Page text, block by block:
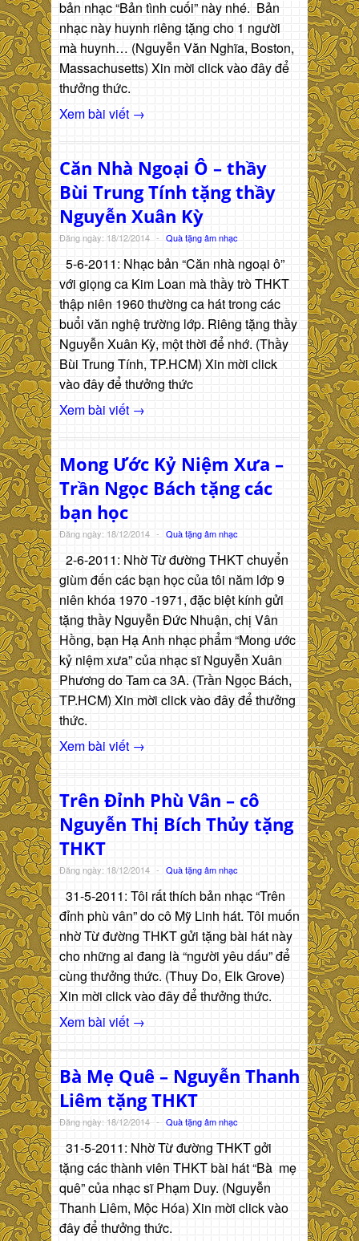
bản nhạc “Bản tình cuối” này nhé. Bản
nhạc này huynh riêng tặng cho 1 người
mà huynh… (Nguyễn Văn Nghĩa, Boston,
Massachusetts) Xin mời click vào đây để
thưởng thức.
Xem bài viết →
Căn Nhà Ngoại Ô – thầy
Bùi Trung Tính tặng thầy
Nguyễn Xuân Kỳ
Đăng ngày: 18/12/2014 - Quà tặng âm nhạc
5-6-2011: Nhạc bản “Căn nhà ngoại ô”
với giọng ca Kim Loan mà thầy trò THKT
thập niên 1960 thường ca hát trong các
buổi văn nghệ trường lớp. Riêng tặng thầy
Nguyễn Xuân Kỳ, một thời để nhớ. (Thầy
Bùi Trung Tính, TP.HCM) Xin mời click
vào đây để thưởng thức
Xem bài viết →
Mong Ước Kỷ Niệm Xưa –
Trần Ngọc Bách tặng các
bạn học
Đăng ngày: 18/12/2014 - Quà tặng âm nhạc
2-6-2011: Nhờ Từ đường THKT chuyển
giùm đến các bạn học của tôi năm lớp 9
niên khóa 1970 -1971, đặc biệt kính gửi
tặng thầy Nguyễn Đức Nhuận, chị Vân
Hồng, bạn Hạ Anh nhạc phẩm “Mong ước
kỷ niệm xưa” của nhạc sĩ Nguyễn Xuân
Phương do Tam ca 3A. (Trần Ngọc Bách,
TP.HCM) Xin mời click vào đây để thưởng
thức.
Xem bài viết →
Trên Đỉnh Phù Vân – cô
Nguyễn Thị Bích Thủy tặng
THKT
Đăng ngày: 18/12/2014 - Quà tặng âm nhạc
31-5-2011: Tôi rất thích bản nhạc “Trên
đỉnh phù vân” do cô Mỹ Linh hát. Tôi muốn
nhờ Từ đường THKT gửi tặng bài hát này
cho những ai đang là “người yêu dấu” để
cùng thưởng thức. (Thuy Do, Elk Grove)
Xin mời click vào đây để thưởng thức.
Xem bài viết →
Bà Mẹ Quê – Nguyễn Thanh
Liêm tặng THKT
Đăng ngày: 18/12/2014 - Quà tặng âm nhạc
31-5-2011: Nhờ Từ đường THKT gởi
tặng các thành viên THKT bài hát “Bà mẹ
quê” của nhạc sĩ Phạm Duy. (Nguyễn
Thanh Liêm, Mộc Hóa) Xin mời click vào
đây để thưởng thức.